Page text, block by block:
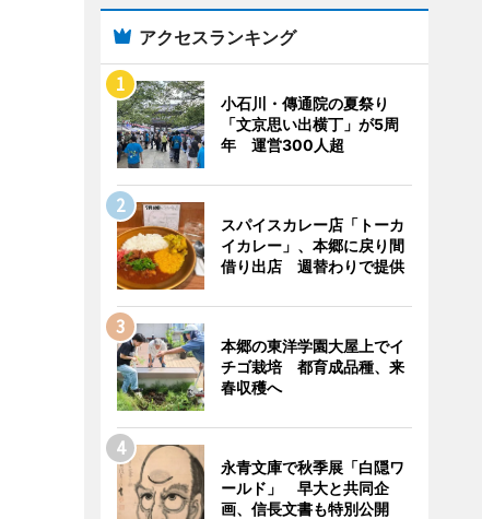
アクセスランキング
小石川・傳通院の夏祭り
「文京思い出横丁」が5周
年 運営300人超
スパイスカレー店「トーカ
イカレー」、本郷に戻り間
借り出店 週替わりで提供
本郷の東洋学園大屋上でイ
チゴ栽培 都育成品種、来
春収穫へ
永青文庫で秋季展「白隠ワ
ールド」 早大と共同企
画、信長文書も特別公開